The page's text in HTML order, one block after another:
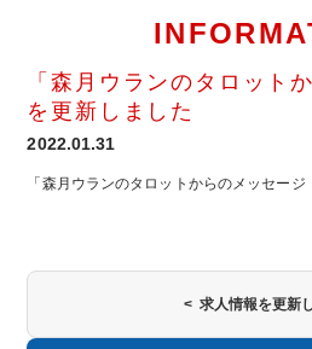
「森月ウランのタロット
を更新しました
2022.01.31
「森月ウランのタロットからのメッセ
< 求人情報を更新